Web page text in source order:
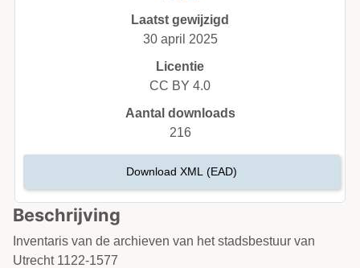
Beschrijving
Inventaris van de archieven van het stadsbestuur van
Utrecht 1122-1577
Laatst gewijzigd
30 april 2025
Licentie
CC BY 4.0
Aantal downloads
216
Download XML (EAD)